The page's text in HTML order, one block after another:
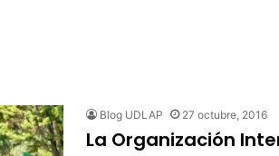
Blog UDLAP 27 octubre, 2016
La Organización